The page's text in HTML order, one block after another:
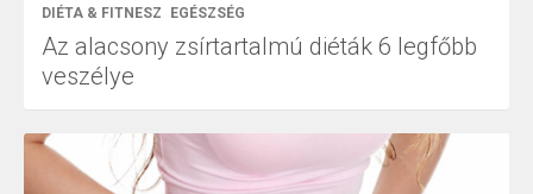
DIÉTA & FITNESZ EGÉSZSÉG
Az alacsony zsírtartalmú diéták 6 legfőbb
veszélye